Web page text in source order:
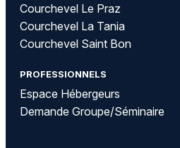
Courchevel Le Praz
Courchevel La Tania
Courchevel Saint Bon
PROFESSIONNELS
Espace Hébergeurs
Demande Groupe/Séminaire